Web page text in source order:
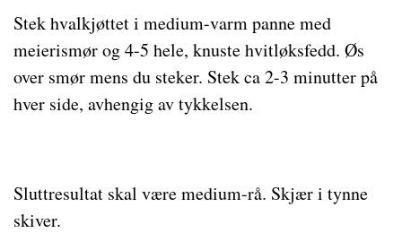
Stek hvalkjøttet i medium-varm panne med
meierismør og 4-5 hele, knuste hvitløksfedd. Øs
over smør mens du steker. Stek ca 2-3 minutter på
hver side, avhengig av tykkelsen.
Sluttresultat skal være medium-rå. Skjær i tynne
skiver.